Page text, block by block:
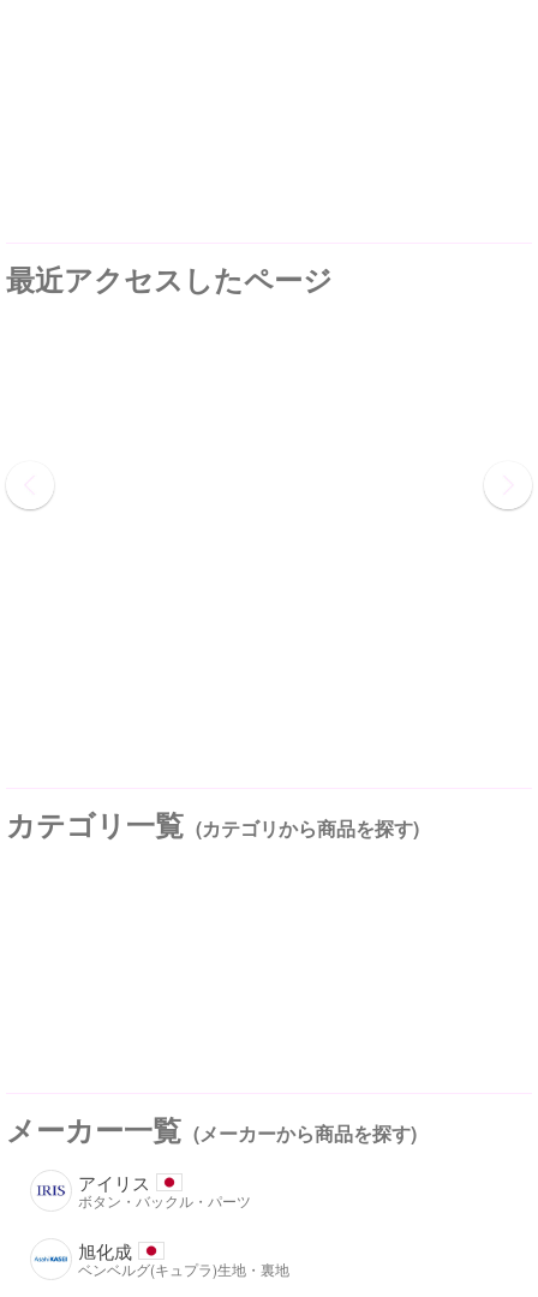
最近アクセスしたページ
カテゴリ一覧 (カテゴリから商品を探す)
メーカー一覧 (メーカーから商品を探す)
アイリス
ボタン・バックル・パーツ
旭化成
ベンベルグ(キュプラ)生地・裏地